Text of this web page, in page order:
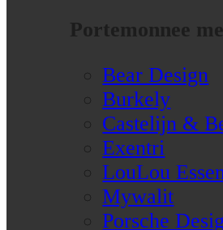
Portemonnee
Bear Design
Burkely
Castelijn &
Exentri
LouLou
Mywalit
Porsche